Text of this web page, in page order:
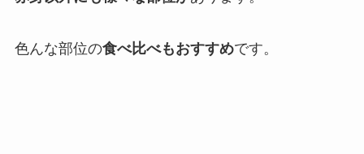
色んな部位の食べ比べもおすすめです。